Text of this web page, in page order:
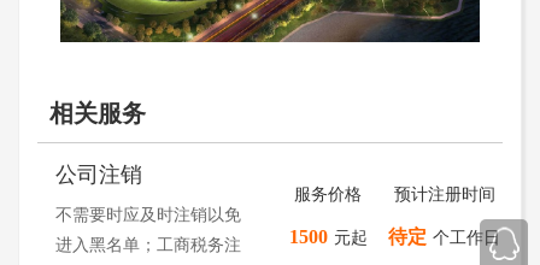
相关服务
公司注销
不需要时应及时注销以免
进入黑名单；工商税务注
服务价格
1500 元起
预计注册时间
待定 个工作日